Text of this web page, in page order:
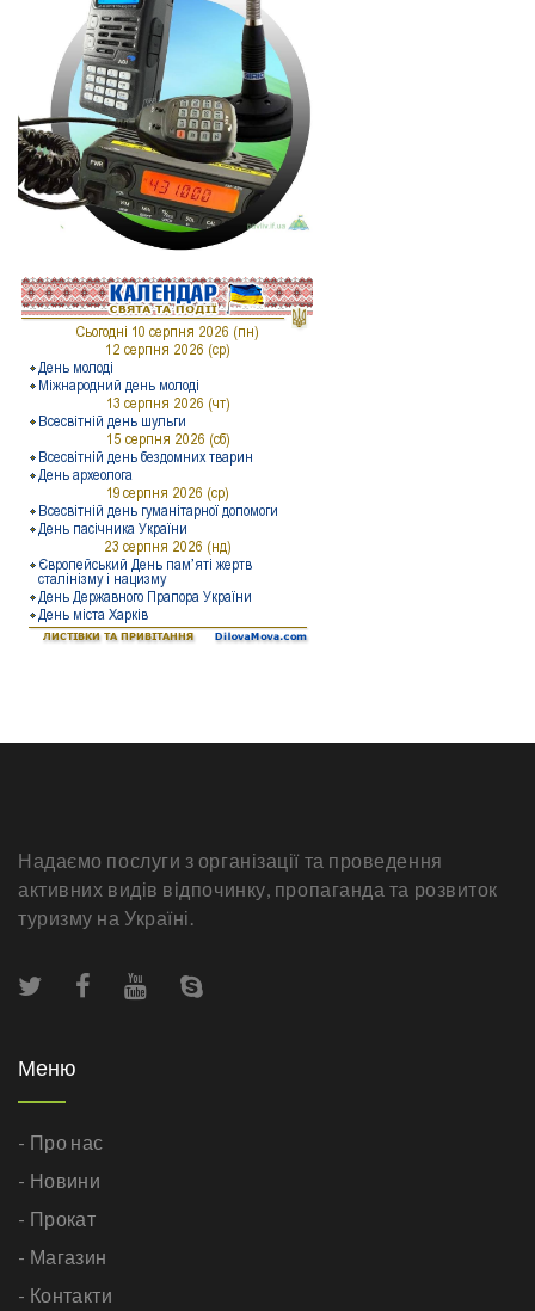
Надаємо послуги з організації та проведення
активних видів відпочинку, пропаганда та розвиток
туризму на Україні.
Меню
- Про нас
- Новини
- Прокат
- Магазин
- Контакти